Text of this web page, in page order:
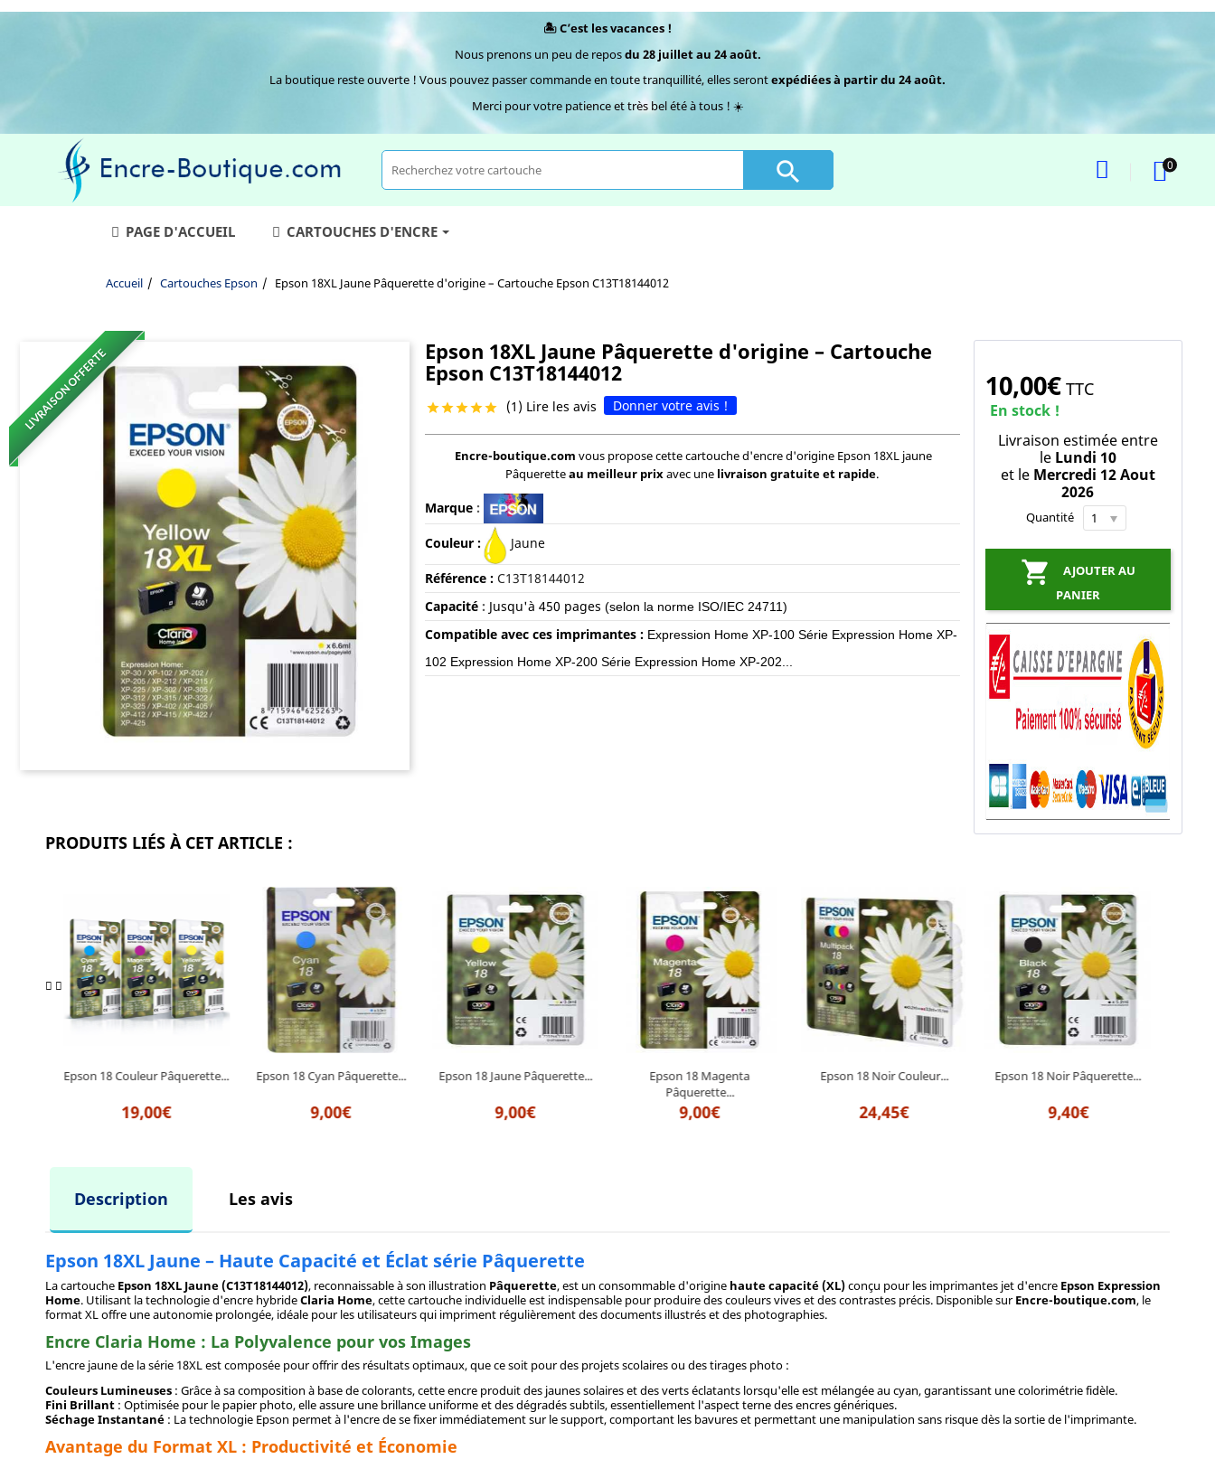
🏝️ C’est les vacances !
Nous prenons un peu de reposdu 28 juillet au 24 août.
La boutique reste ouverte ! Vous pouvez passer commande en toute tranquillité, elles serontexpédiées à partir du 24 août.
Merci pour votre patience et très bel été à tous ! ☀️
 0
PAGE D'ACCUEIL CARTOUCHES D'ENCRE
Accueil Cartouches Epson Epson 18XL Jaune Pâquerette d'origine – Cartouche Epson C13T18144012
LIVRAISON OFFERTE
Epson 18XL Jaune Pâquerette d'origine – Cartouche
Epson C13T18144012
 (1) Lire les avis Donner votre avis !
Encre-boutique.com vous propose cette cartouche d'encre d'origine Epson 18XL jaune
Pâqueretteau meilleur prix avec une livraison gratuite et rapide.
Marque:
Couleur : Jaune
Référence : C13T18144012
Capacité: Jusqu'à 450 pages (selon la norme ISO/IEC 24711)
Compatible avec ces imprimantes : Expression Home XP-100 Série Expression Home XP-
102 Expression Home XP-200 Série Expression Home XP-202...
10,00€ TTC
En stock !
Livraison estimée entre
le Lundi 10
et le Mercredi 12 Aout
2026
Quantité

AJOUTER AU
PANIER
PRODUITS LIÉS À CET ARTICLE :
Epson 18 Couleur Pâquerette...
19,00€
Epson 18 Cyan Pâquerette...
9,00€
Epson 18 Jaune Pâquerette...
9,00€
Epson 18 Magenta
Pâquerette...
9,00€
Epson 18 Noir Couleur...
24,45€
Epson 18 Noir Pâquerette...
9,40€
Description Les avis
Epson 18XL Jaune – Haute Capacité et Éclat série Pâquerette
La cartouche Epson 18XL Jaune (C13T18144012), reconnaissable à son illustration Pâquerette, est un consommable d'origine haute capacité (XL)conçu pour les imprimantes jet d'encre Epson Expression
Home. Utilisant la technologie d'encre hybrideClaria Home, cette cartouche individuelle est indispensable pour produire des couleurs vives et des contrastes précis. Disponible surEncre-boutique.com, le
format XL offre une autonomie prolongée, idéale pour les utilisateurs qui impriment régulièrement des documents illustrés et des photographies.
Encre Claria Home : La Polyvalence pour vos Images
L'encre jaune de la série 18XL est composée pour offrir des résultats optimaux, que ce soit pour des projets scolaires ou des tirages photo :
Couleurs Lumineuses : Grâce à sa composition à base de colorants, cette encre produit des jaunes solaires et des verts éclatants lorsqu'elle est mélangée au cyan, garantissant une colorimétrie fidèle.
Fini Brillant : Optimisée pour le papier photo, elle assure une brillance uniforme et des dégradés subtils, essentiellement l'aspect terne des encres génériques.
Séchage Instantané : La technologie Epson permet à l'encre de se fixer immédiatement sur le support, comportant les bavures et permettant une manipulation sans risque dès la sortie de l'imprimante.
Avantage du Format XL : Productivité et Économie